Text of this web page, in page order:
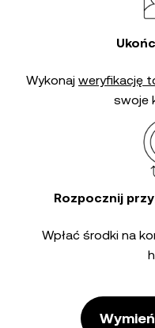
Wykonaj weryfikację
swoje
Rozpocznij
Wpłać środki na
Wymień